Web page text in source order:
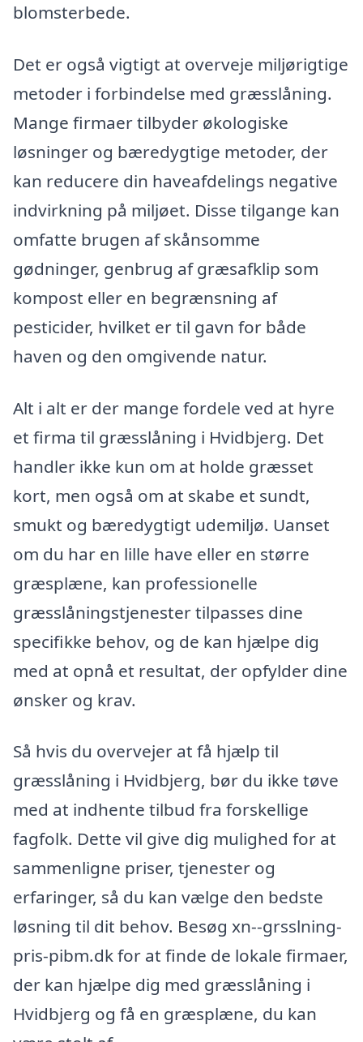
blomsterbede.
Det er også vigtigt at overveje miljørigtige
metoder i forbindelse med græsslåning.
Mange firmaer tilbyder økologiske
løsninger og bæredygtige metoder, der
kan reducere din haveafdelings negative
indvirkning på miljøet. Disse tilgange kan
omfatte brugen af skånsomme
gødninger, genbrug af græsafklip som
kompost eller en begrænsning af
pesticider, hvilket er til gavn for både
haven og den omgivende natur.
Alt i alt er der mange fordele ved at hyre
et firma til græsslåning i Hvidbjerg. Det
handler ikke kun om at holde græsset
kort, men også om at skabe et sundt,
smukt og bæredygtigt udemiljø. Uanset
om du har en lille have eller en større
græsplæne, kan professionelle
græsslåningstjenester tilpasses dine
specifikke behov, og de kan hjælpe dig
med at opnå et resultat, der opfylder dine
ønsker og krav.
Så hvis du overvejer at få hjælp til
græsslåning i Hvidbjerg, bør du ikke tøve
med at indhente tilbud fra forskellige
fagfolk. Dette vil give dig mulighed for at
sammenligne priser, tjenester og
erfaringer, så du kan vælge den bedste
løsning til dit behov. Besøg xn--grsslning-
pris-pibm.dk for at finde de lokale firmaer,
der kan hjælpe dig med græsslåning i
Hvidbjerg og få en græsplæne, du kan